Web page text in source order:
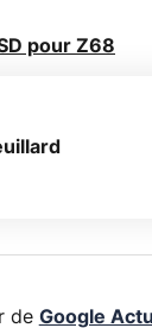
pour Z68
de Google